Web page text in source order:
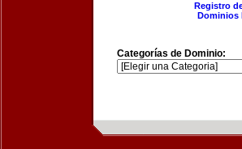
Registro
Dominios
Categorías de Dominio: